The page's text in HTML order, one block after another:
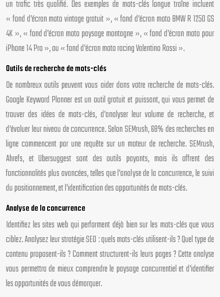
un trafic très qualifié. Des exemples de mots-clés longue traîne incluent
« fond d’écran moto vintage gratuit », « fond d’écran moto BMW R 1250 GS
4K », « fond d’écran moto paysage montagne », « fond d’écran moto pour
iPhone 14 Pro », ou « fond d’écran moto racing Valentino Rossi ».
Outils de recherche de mots-clés
De nombreux outils peuvent vous aider dans votre recherche de mots-clés.
Google Keyword Planner est un outil gratuit et puissant, qui vous permet de
trouver des idées de mots-clés, d’analyser leur volume de recherche, et
d’évaluer leur niveau de concurrence. Selon SEMrush, 68% des recherches en
ligne commencent par une requête sur un moteur de recherche. SEMrush,
Ahrefs, et Ubersuggest sont des outils payants, mais ils offrent des
fonctionnalités plus avancées, telles que l’analyse de la concurrence, le suivi
du positionnement, et l’identification des opportunités de mots-clés.
Analyse de la concurrence
Identifiez les sites web qui performent déjà bien sur les mots-clés que vous
ciblez. Analysez leur stratégie SEO : quels mots-clés utilisent-ils ? Quel type de
contenu proposent-ils ? Comment structurent-ils leurs pages ? Cette analyse
vous permettra de mieux comprendre le paysage concurrentiel et d’identifier
les opportunités de vous démarquer.